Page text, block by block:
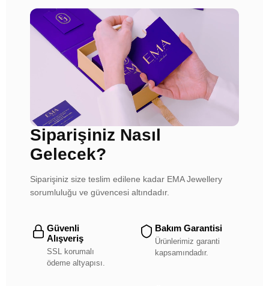
Siparişiniz Nasıl
Gelecek?
Siparişiniz size teslim edilene kadar EMA Jewellery
sorumluluğu ve güvencesi altındadır.
Güvenli
Alışveriş
SSL korumalı
ödeme altyapısı.
Bakım Garantisi
Ürünlerimiz garanti
kapsamındadır.